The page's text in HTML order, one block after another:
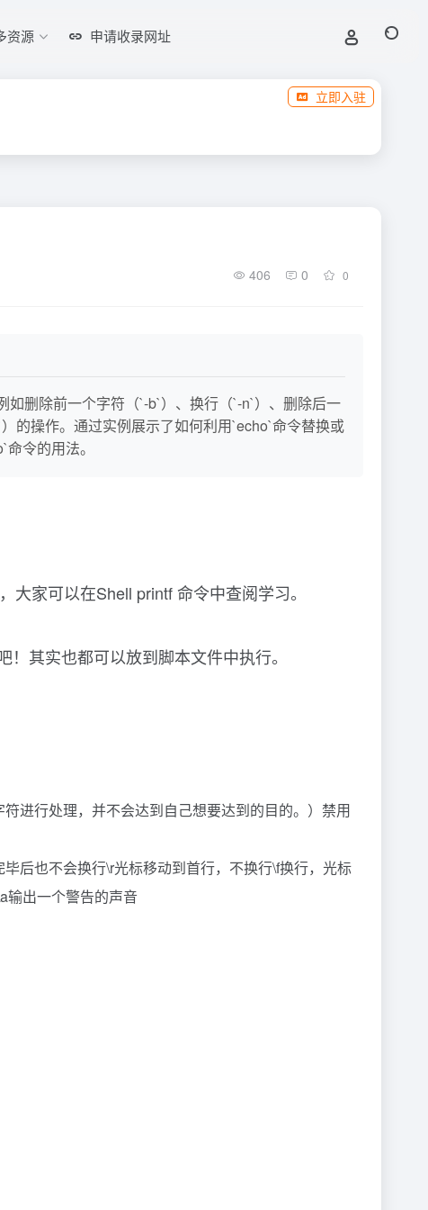
资源 申请收录网址
立即入驻
406 0 0
删除前一个字符（`-b`）、换行（`-n`）、删除后一
的操作。通过实例展示了如何利用`echo`命令替换或
令的用法。
，大家可以在Shell printf 命令中查阅学习。
其实也都可以放到脚本文件中执行。
进行处理，并不会达到自己想要达到的目的。）禁用
后也不会换行\r光标移动到首行，不换行\f换行，光标
输出一个警告的声音